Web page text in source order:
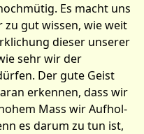
Es macht uns
gut wissen, wie weit
dieser unserer
sehr wir der
Der gute Geist
erkennen, dass wir
Mass wir Aufhol-
es darum zu tun ist,